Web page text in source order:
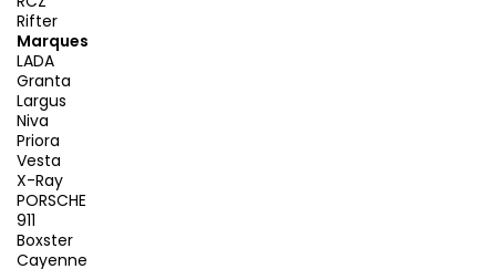
Rifter
Marques
LADA
Granta
Largus
Niva
Priora
Vesta
X-Ray
PORSCHE
911
Boxster
Cayenne